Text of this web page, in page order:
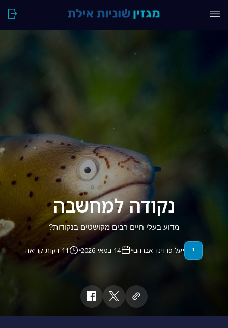
נקודה למחשבה
מדוע בעלי חיים רבים מקושטים בנקודות?
י יעל פרוינד אברהם 14 במאי 2026 11 דקות קריאה